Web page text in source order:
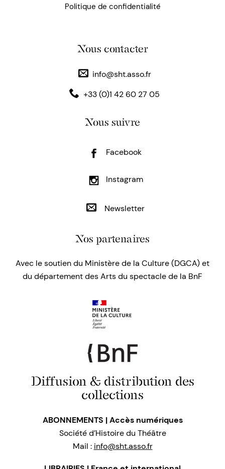
Politique de confidentialité
Nous contacter
info@sht.asso.fr
+33 (0)1 42 60 27 05
Nous suivre
Facebook
Instagram
Newsletter
Nos partenaires
Avec le soutien du Ministère de la Culture (DGCA) et
du département des Arts du spectacle de la BnF
Diffusion & distribution des
collections
ABONNEMENTS | Accès numériques
Société d’Histoire du Théâtre
Mail : info@sht.asso.fr